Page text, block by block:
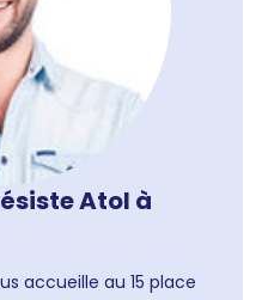
Atol à
accueille au 15 place